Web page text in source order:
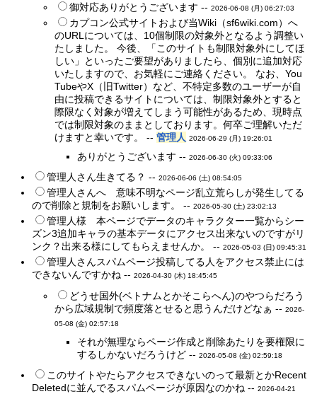
御対応ありがとうございます -- 2026-06-08 (月) 06:27:03
カプコン公式サイトおよび当Wiki（sf6wiki.com）へ
のURLについては、10個制限の対象外となるよう調整い
たしました。 今後、「このサイトも制限対象外にしてほ
しい」といったご要望がありましたら、個別に追加対応
いたしますので、お気軽にご連絡ください。 なお、You
TubeやX（旧Twitter）など、不特定多数のユーザーが自
由に投稿できるサイトについては、制限対象外とすると
際限なく対象が増えてしまう可能性があるため、現時点
では制限対象のままとしております。何卒ご理解いただ
けますと幸いです。 -- 管理人 2026-06-29 (月) 19:26:01
ありがとうございます -- 2026-06-30 (火) 09:33:06
管理人さん生きてる？ -- 2026-06-06 (土) 08:54:05
管理人さんへ 意味不明なページ乱立荒らしが発生してる
ので削除と規制をお願いします。 -- 2026-05-30 (土) 23:02:13
管理人様 本ページでデータのキャラクター一覧からシー
ズン3追加キャラの基本データにアクセス出来ないのですがリ
ンク？出来る様にしてもらえませんか。 -- 2026-05-03 (日) 09:45:31
管理人さんスパムページ投稿してる人をアクセス禁止には
できないんですかね -- 2026-04-30 (木) 18:45:45
どうせ国外(ベトナムとかそこらへん)のやつらだろう
から広域規制で頻度落とせると思うんだけどなぁ -- 2026-
05-08 (金) 02:57:18
それが無理ならページ作成と削除あたりを要権限に
するしかないだろうけど -- 2026-05-08 (金) 02:59:18
このサイトやたらアクセスできないのって最新とかRecent
Deletedに並んでるスパムページが原因なのかね -- 2026-04-21